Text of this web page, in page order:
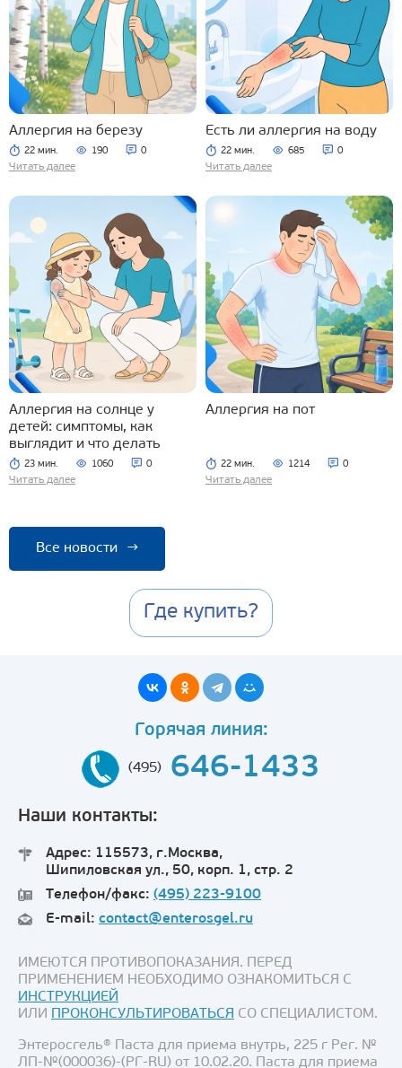
Аллергия на березу
22 мин. 190 0
Читать далее
Есть ли аллергия на воду
22 мин. 685 0
Читать далее
Аллергия на солнце у
детей: симптомы, как
выглядит и что делать
23 мин. 1060 0
Читать далее
Аллергия на пот
22 мин. 1214 0
Читать далее
Все новости →
Где купить?
Горячая линия:
(495) 646-1433
Наши контакты:
Адрес: 115573, г.Москва,
Шипиловская ул., 50, корп. 1, стр. 2
Телефон/факс: (495) 223-9100
E-mail: contact@enterosgel.ru
ИМЕЮТСЯ ПРОТИВОПОКАЗАНИЯ. ПЕРЕД
ПРИМЕНЕНИЕМ НЕОБХОДИМО ОЗНАКОМИТЬСЯ С
ИНСТРУКЦИЕЙ
ИЛИ ПРОКОНСУЛЬТИРОВАТЬСЯ СО СПЕЦИАЛИСТОМ.
Энтеросгель® Паста для приема внутрь, 225 г Рег. №
ЛП-№(000036)-(РГ-RU) от 10.02.20. Паста для приема